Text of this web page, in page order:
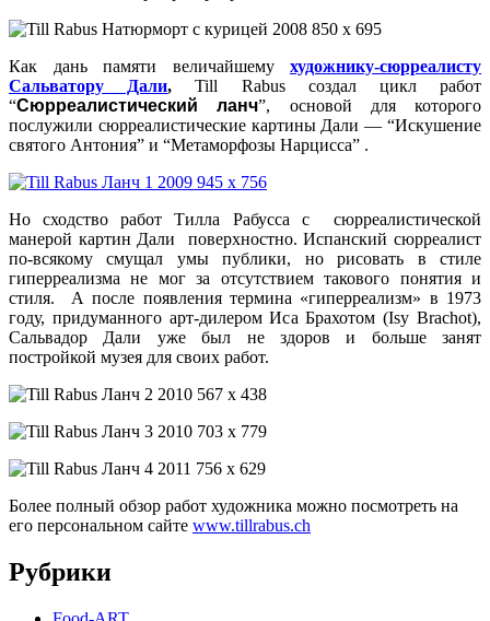
Как дань памяти величайшему художнику-сюрреалисту
Сальватору Дали, Till Rabus создал цикл работ
“Сюрреалистический ланч”, основой для которого
послужили сюрреалистические картины Дали — “Искушение
святого Антония” и “Метаморфозы Нарцисса” .
Но сходство работ Тилла Рабусса с сюрреалистической
манерой картин Дали поверхностно. Испанский сюрреалист
по-всякому смущал умы публики, но рисовать в стиле
гиперреализма не мог за отсутствием такового понятия и
стиля. А после появления термина «гиперреализм» в 1973
году, придуманного арт-дилером Иса Брахотом (Isy Brachot),
Сальвадор Дали уже был не здоров и больше занят
постройкой музея для своих работ.
Более полный обзор работ художника можно посмотреть на
его персональном сайте www.tillrabus.ch
Рубрики